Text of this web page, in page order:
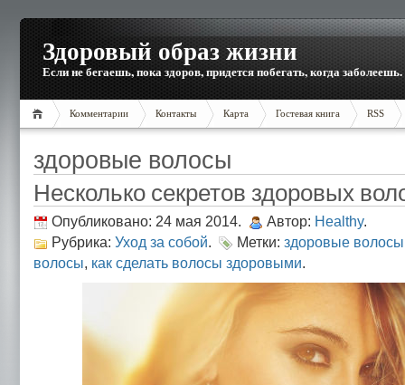
Здоровый образ жизни
Если не бегаешь, пока здоров, придется побегать, когда заболеешь.
Комментарии Контакты Карта Гостевая книга RSS
здоровые волосы
Несколько секретов здоровых
Опубликовано: 24 мая 2014. Автор: Healthy.
Рубрика: Уход за собой. Метки: здоровые волосы
волосы, как сделать волосы здоровыми.